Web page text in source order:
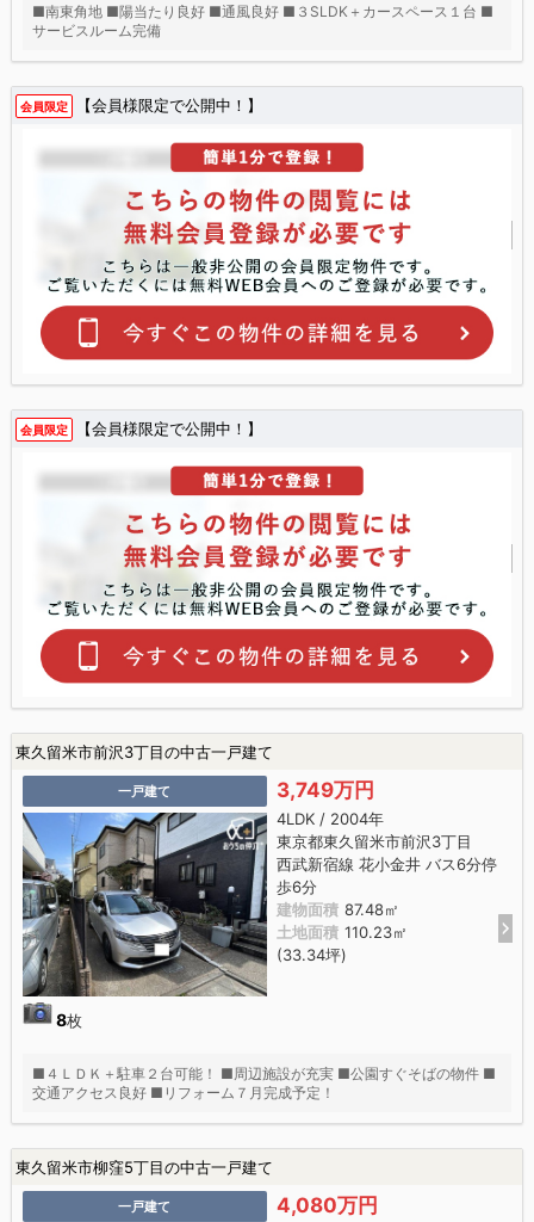
■南東角地 ■陽当たり良好 ■通風良好 ■３SLDK＋カースペース１台 ■
サービスルーム完備
会員限定 【会員様限定で公開中！】
会員限定 【会員様限定で公開中！】
東久留米市前沢3丁目の中古一戸建て
一戸建て
8枚
3,749万円
4LDK / 2004年
東京都東久留米市前沢3丁目
西武新宿線 花小金井 バス6分停
歩6分
建物面積 87.48㎡
土地面積 110.23㎡
(33.34坪)
■４ＬＤＫ＋駐車２台可能！ ■周辺施設が充実 ■公園すぐそばの物件 ■
交通アクセス良好 ■リフォーム７月完成予定！
東久留米市柳窪5丁目の中古一戸建て
一戸建て 4,080万円